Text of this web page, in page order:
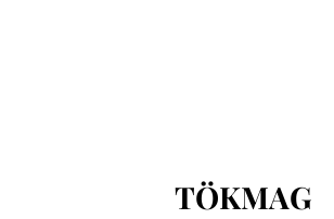
CÍMKE
:
TÖKMAG